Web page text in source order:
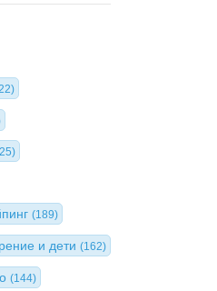
(189)
и дети (162)
(144)